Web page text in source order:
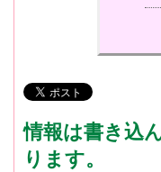
情報は書き込
ります。